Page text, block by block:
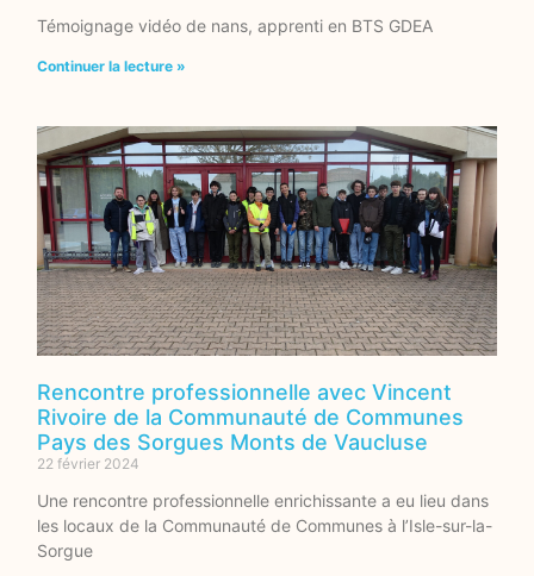
Témoignage vidéo de nans, apprenti en BTS GDEA
Continuer la lecture »
Rencontre professionnelle avec Vincent
Rivoire de la Communauté de Communes
Pays des Sorgues Monts de Vaucluse
22 février 2024
Une rencontre professionnelle enrichissante a eu lieu dans
les locaux de la Communauté de Communes à l’Isle-sur-la-
Sorgue